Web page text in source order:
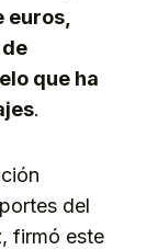
euros,
que ha
.
del
firmó este